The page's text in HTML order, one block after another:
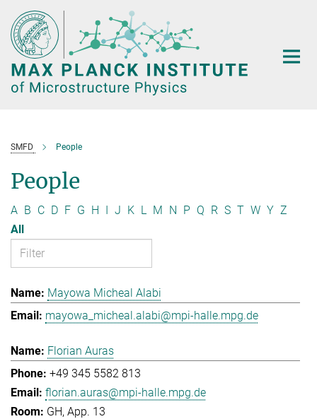
Main-
Content
SMFD People
People
A B C D F G H I J K L M N P Q R S T W Y Z
All
Mayowa Micheal Alabi
mayowa_micheal.alabi@mpi-halle.mpg.de
Florian Auras
+49 345 5582 813
florian.auras@mpi-halle.mpg.de
GH, App. 13